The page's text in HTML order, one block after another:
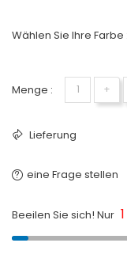
Wählen Sie Ihre Farbe :
Menge : +
Lieferung
eine Frage stellen
Beeilen Sie sich! Nur 1